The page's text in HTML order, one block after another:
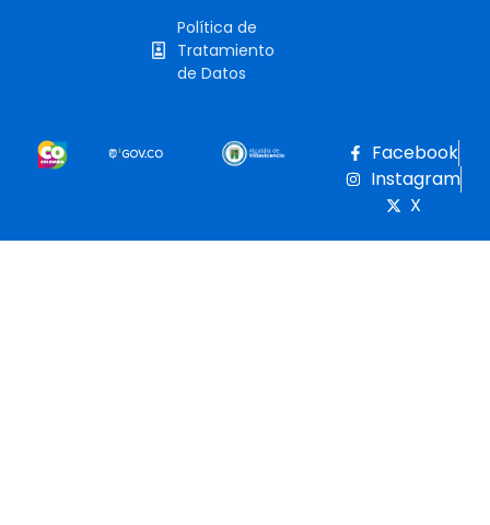
Política de
Tratamiento
de Datos
Facebook
Instagram
X